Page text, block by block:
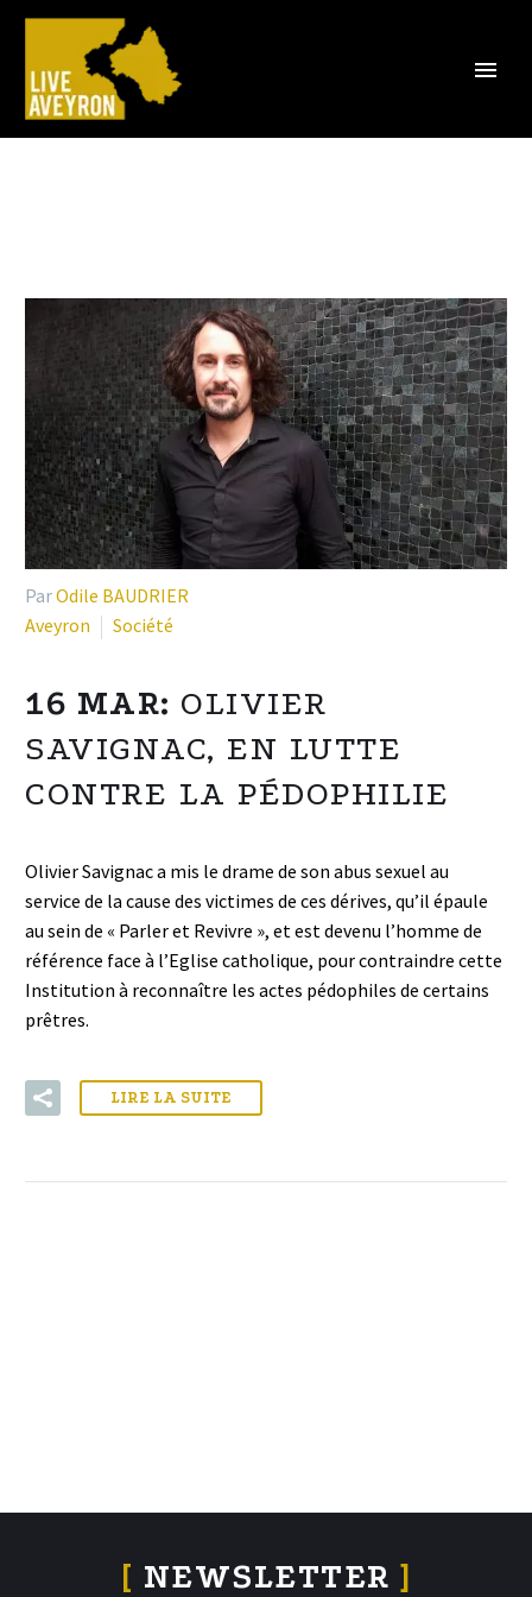
ParOdile BAUDRIER
Aveyron
Société
16 MAR: OLIVIER
SAVIGNAC, EN LUTTE
CONTRE LA PÉDOPHILIE
Olivier Savignac a mis le drame de son abus sexuel au
service de la cause des victimes de ces dérives, qu’il épaule
au sein de « Parler et Revivre », et est devenu l’homme de
référence face à l’Eglise catholique, pour contraindre cette
Institution à reconnaître les actes pédophiles de certains
prêtres.
LIRE LA SUITE
[ NEWSLETTER ]